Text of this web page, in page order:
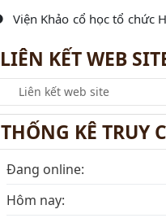
Viện Khảo cổ học tổ chức
Viện Khảo cổ học làm
công tác văn thư, lưu trữ
nước năm
LIÊN KẾT WEB
THỐNG KÊ TRUY
Đang online:
Hôm nay: